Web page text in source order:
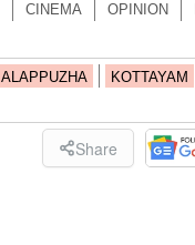
CINEMA OPINION
ALAPPUZHA KOTTAYAM
Share